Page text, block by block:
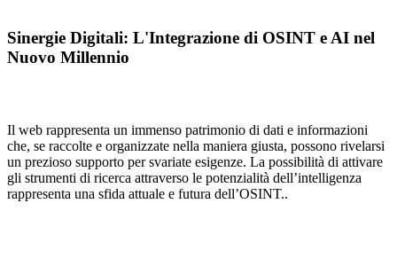
Sinergie Digitali: L'Integrazione di OSINT e AI nel
Nuovo Millennio
Il web rappresenta un immenso patrimonio di dati e informazioni
che, se raccolte e organizzate nella maniera giusta, possono rivelarsi
un prezioso supporto per svariate esigenze. La possibilità di attivare
gli strumenti di ricerca attraverso le potenzialità dell’intelligenza
rappresenta una sfida attuale e futura dell’OSINT..